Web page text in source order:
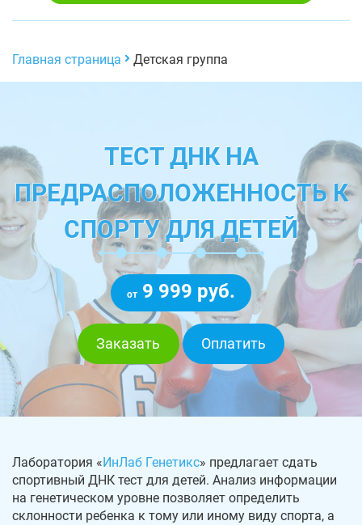
Главная страница Детская группа
ТЕСТ ДНК НА
ПРЕДРАСПОЛОЖЕННОСТЬ К
СПОРТУ ДЛЯ ДЕТЕЙ
от 9 999 руб.
Заказать Оплатить
Лаборатория « ИнЛаб Генетикс» предлагает сдать
спортивный ДНК тест для детей. Анализ информации
на генетическом уровне позволяет определить
склонности ребенка к тому или иному виду спорта, а